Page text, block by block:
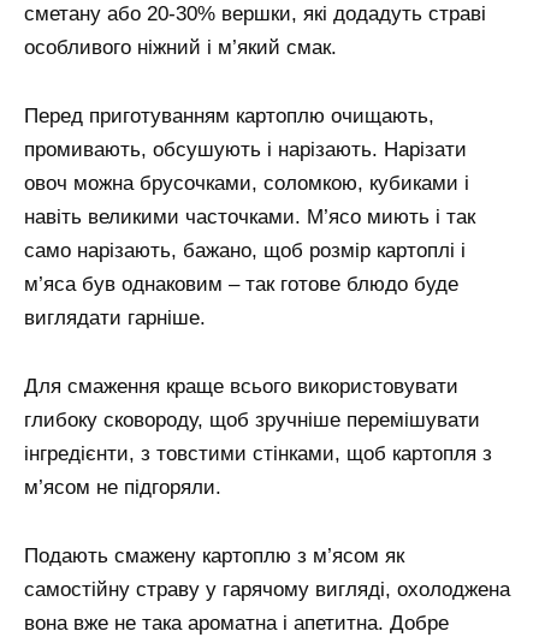
сметану або 20-30% вершки, які додадуть страві
особливого ніжний і м’який смак.
Перед приготуванням картоплю очищають,
промивають, обсушують і нарізають. Нарізати
овоч можна брусочками, соломкою, кубиками і
навіть великими часточками. М’ясо миють і так
само нарізають, бажано, щоб розмір картоплі і
м’яса був однаковим – так готове блюдо буде
виглядати гарніше.
Для смаження краще всього використовувати
глибоку сковороду, щоб зручніше перемішувати
інгредієнти, з товстими стінками, щоб картопля з
м’ясом не підгоряли.
Подають смажену картоплю з м’ясом як
самостійну страву у гарячому вигляді, охолоджена
вона вже не така ароматна і апетитна. Добре